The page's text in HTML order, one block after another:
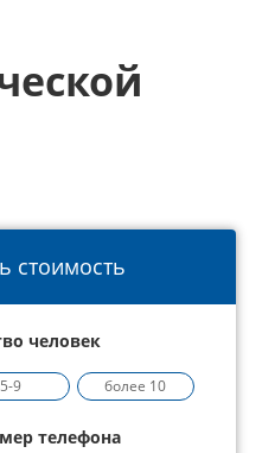
стоимость
человек
5-9 более 10
телефона